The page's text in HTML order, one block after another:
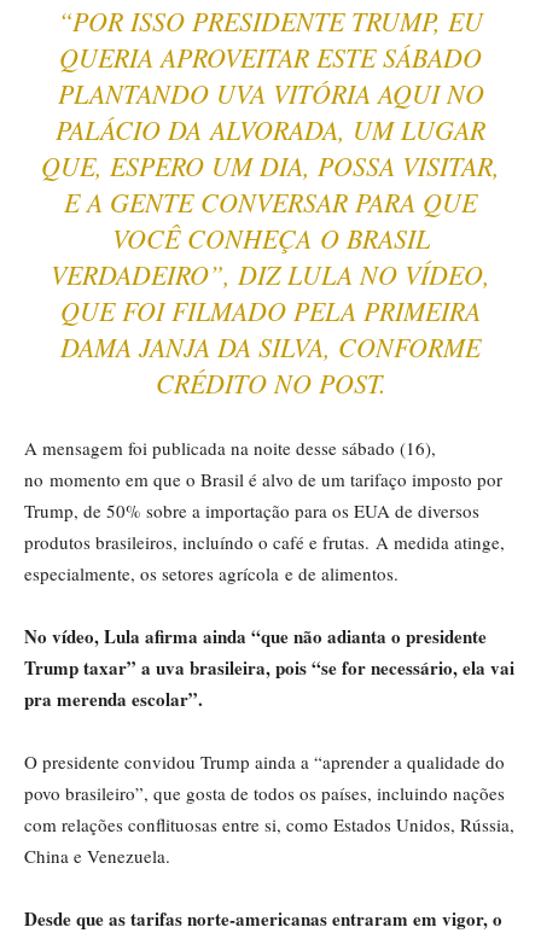
“POR ISSO PRESIDENTE TRUMP, EU
QUERIA APROVEITAR ESTE SÁBADO
PLANTANDO UVA VITÓRIA AQUI NO
PALÁCIO DA ALVORADA, UM LUGAR
QUE, ESPERO UM DIA, POSSA VISITAR,
E A GENTE CONVERSAR PARA QUE
VOCÊ CONHEÇA O BRASIL
VERDADEIRO”, DIZ LULA NO VÍDEO,
QUE FOI FILMADO PELA PRIMEIRA
DAMA JANJA DA SILVA, CONFORME
CRÉDITO NO POST.
A mensagem foi publicada na noite desse sábado (16),
no momento em que o Brasil é alvo de um tarifaço imposto por
Trump, de 50% sobre a importação para os EUA de diversos
produtos brasileiros, incluíndo o café e frutas. A medida atinge,
especialmente, os setores agrícola e de alimentos.
No vídeo, Lula afirma ainda “que não adianta o presidente
Trump taxar” a uva brasileira, pois “se for necessário, ela vai
pra merenda escolar”.
O presidente convidou Trump ainda a “aprender a qualidade do
povo brasileiro”, que gosta de todos os países, incluindo nações
com relações conflituosas entre si, como Estados Unidos, Rússia,
China e Venezuela.
Desde que as tarifas norte-americanas entraram em vigor, o